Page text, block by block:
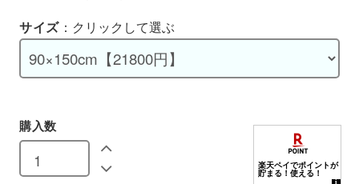
サイズ ：クリックして選ぶ
購入数